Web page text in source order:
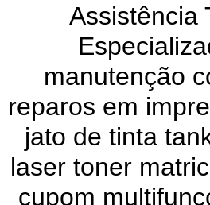
Assistência
manutenção
reparos em
jato de tinta
laser toner
cupom